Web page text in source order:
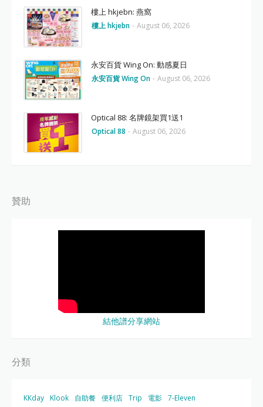
樓上 hkjebn: 燕窩
樓上 hkjebn - August 06, 2026
永安百貨 Wing On: 動感夏日
永安百貨 Wing On - August 06, 2026
Optical 88: 名牌鏡架買1送1
Optical 88 - August 06, 2026
贊助
結他譜分享網站
分類
KKday Klook 自助餐 便利店 Trip 電影 7-Eleven